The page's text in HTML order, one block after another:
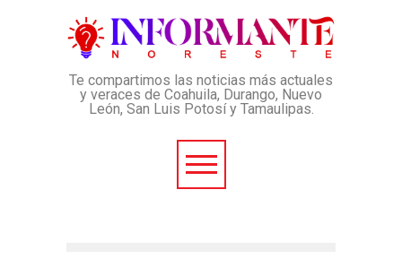
Te compartimos las noticias más actuales
y veraces de Coahuila, Durango, Nuevo
León, San Luis Potosí y Tamaulipas.